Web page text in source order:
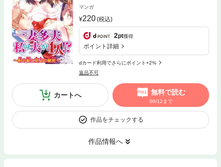
マンガ
220(税込)
2pt獲得
ポイント詳細
dカード利用でさらにポイント+2%
返品不可
カートへ 無料で読む
08/12まで
作品をチェックする
作品情報へ